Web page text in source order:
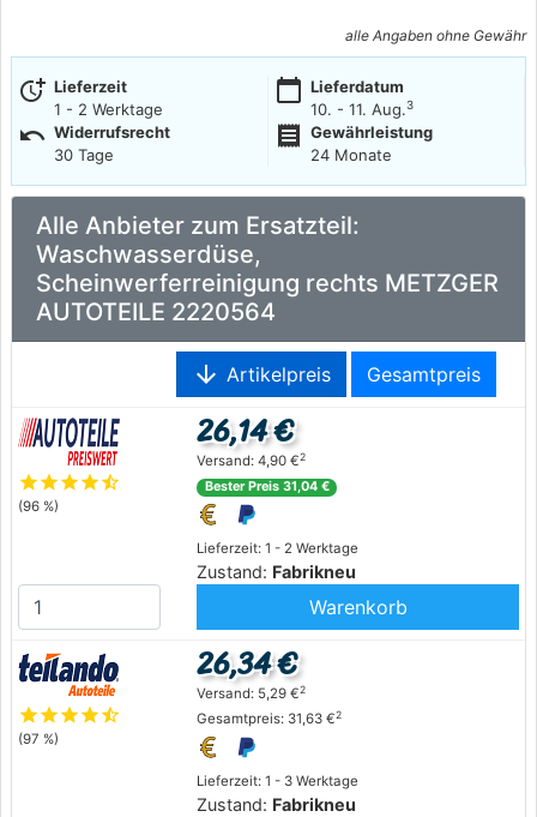
alle Angaben ohne Gewähr
more_time Lieferzeit
1 - 2 Werktage
calendar_today Lieferdatum
10. - 11. Aug.3
undo Widerrufsrecht
30 Tage
receipt
Gewährleistung
24 Monate
Alle Anbieter zum Ersatzteil:
Waschwasserdüse,
Scheinwerferreinigung rechts METZGER
AUTOTEILE 2220564
arrow_downward Artikelpreis Gesamtpreis
starstarstarstarstar_half
(96 %)
Lieferzeit: 1 - 2 Werktage
Zustand: Fabrikneu
26,14 €
Versand: 4,90 €2
Bester Preis 31,04 €
Warenkorb
starstarstarstarstar_half
(97 %)
Lieferzeit: 1 - 3 Werktage
Zustand: Fabrikneu
26,34 €
Versand: 5,29 €2
Gesamtpreis: 31,63 €2